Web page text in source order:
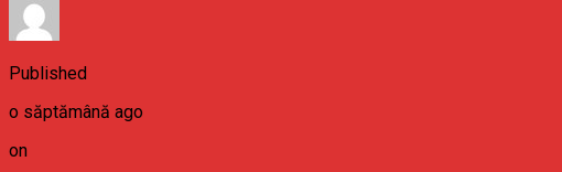
Published
o săptămână ago
on